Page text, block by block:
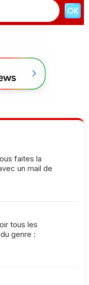
faites la
un mail de
tous les
genre :